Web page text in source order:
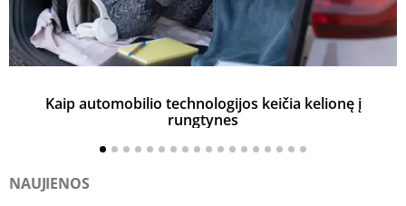
Kaip automobilio technologijos keičia kelionę į
rungtynes
NAUJIENOS